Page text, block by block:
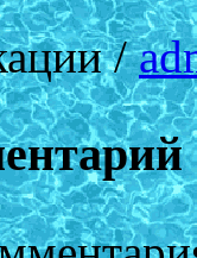
/